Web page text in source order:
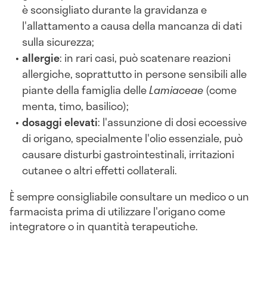
è sconsigliato durante la gravidanza e
l'allattamento a causa della mancanza di dati
sulla sicurezza;
allergie: in rari casi, può scatenare reazioni
allergiche, soprattutto in persone sensibili alle
piante della famiglia delleLamiaceae(come
menta, timo, basilico);
dosaggi elevati: l'assunzione di dosi eccessive
di origano, specialmente l'olio essenziale, può
causare disturbi gastrointestinali, irritazioni
cutanee o altri effetti collaterali.
È sempre consigliabile consultare un medico o un
farmacista prima di utilizzare l'origano come
integratore o in quantità terapeutiche.